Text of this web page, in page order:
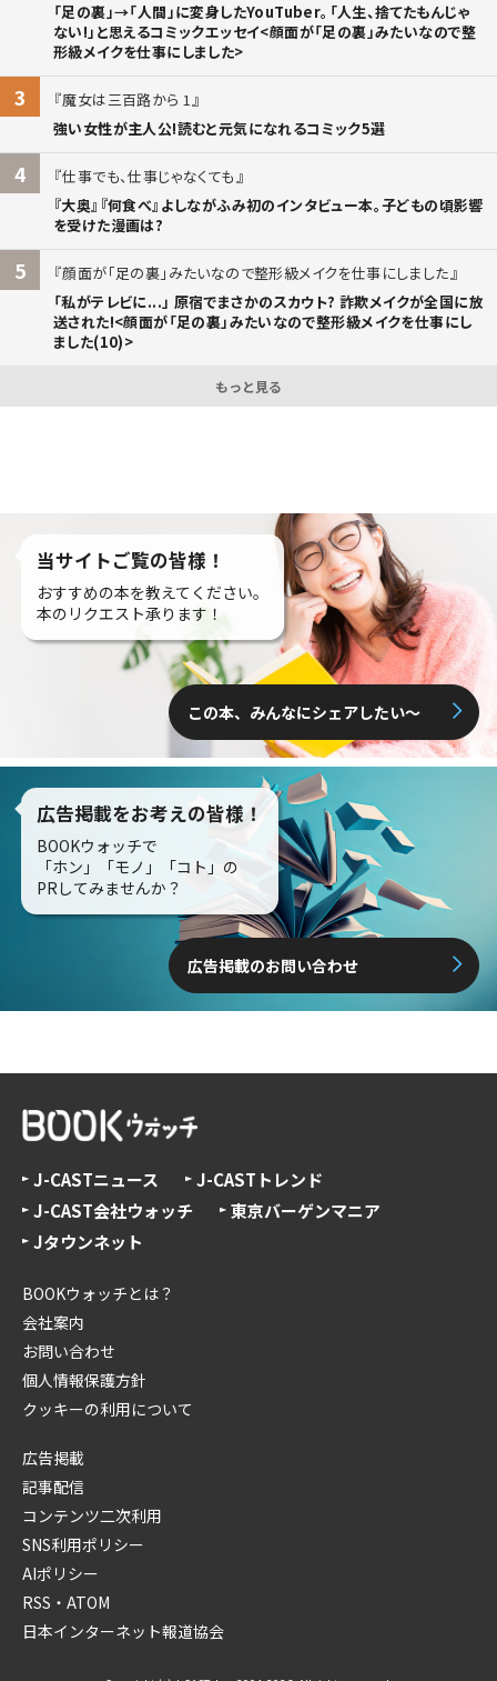
「足の裏」→「人間」に変身したYouTuber。「人生、捨てたもんじゃ
ない!」と思えるコミックエッセイ<顔面が「足の裏」みたいなので整
形級メイクを仕事にしました>
3
魔女は三百路から 1
強い女性が主人公!読むと元気になれるコミック5選
4
仕事でも、仕事じゃなくても
『大奥』『何食べ』よしながふみ初のインタビュー本。子どもの頃影響
を受けた漫画は?
5
顔面が「足の裏」みたいなので整形級メイクを仕事にしました
「私がテレビに...」 原宿でまさかのスカウト? 詐欺メイクが全国に放
送された!<顔面が「足の裏」みたいなので整形級メイクを仕事にし
ました(10)>
もっと見る
当サイトご覧の皆様！
おすすめの本を教えてください。
本のリクエスト承ります！
この本、みんなにシェアしたい〜
広告掲載をお考えの皆様！
BOOKウォッチで
「ホン」「モノ」「コト」の
PRしてみませんか？
広告掲載のお問い合わせ
J-CASTニュース
J-CASTトレンド
J-CAST会社ウォッチ
東京バーゲンマニア
Jタウンネット
BOOKウォッチとは？
会社案内
お問い合わせ
個人情報保護方針
クッキーの利用について
広告掲載
記事配信
コンテンツ二次利用
SNS利用ポリシー
AIポリシー
RSS・ATOM
日本インターネット報道協会